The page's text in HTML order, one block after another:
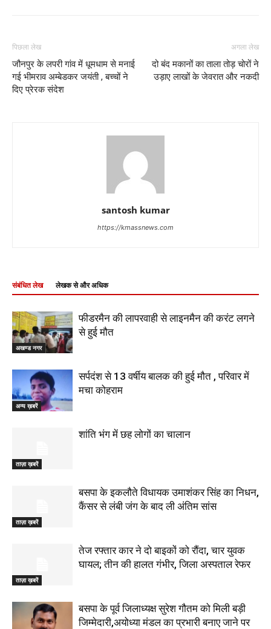
पिछला लेख
जौनपुर के लपरी गांव में धूमधाम से मनाई
गई भीमराव अम्बेडकर जयंती , बच्चों ने
दिए प्रेरक संदेश
अगला लेख
दो बंद मकानों का ताला तोड़ चोरों ने
उड़ाए लाखों के जेवरात और नकदी
santosh kumar
https://kmassnews.com
संबंधित लेख लेखक से और अधिक
अखण्ड नगर
फीडरमैन की लापरवाही से लाइनमैन की करंट लगने
से हुई मौत
अन्य ख़बरें
सर्पदंश से 13 वर्षीय बालक की हुई मौत , परिवार में
मचा कोहराम
ताज़ा ख़बरें
शांति भंग में छह लोगों का चालान
ताज़ा ख़बरें
बसपा के इकलौते विधायक उमाशंकर सिंह का निधन,
कैंसर से लंबी जंग के बाद ली अंतिम सांस
ताज़ा ख़बरें
तेज रफ्तार कार ने दो बाइकों को रौंदा, चार युवक
घायल; तीन की हालत गंभीर, जिला अस्पताल रेफर
बसपा के पूर्व जिलाध्यक्ष सुरेश गौतम को मिली बड़ी
जिम्मेदारी,अयोध्या मंडल का प्रभारी बनाए जाने पर